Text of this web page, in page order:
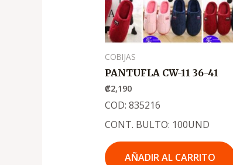
COBIJAS
PANTUFLA CW-11 36-41
₡2,190
COD: 835216
CONT. BULTO: 100UND
AÑADIR AL CARRITO